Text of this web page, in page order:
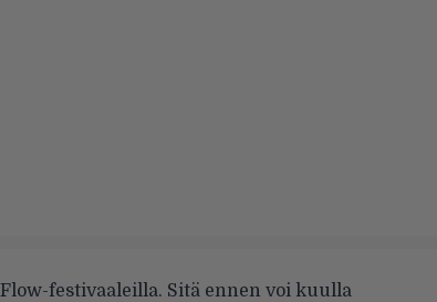
festivaaleilla. Sitä ennen voi kuulla